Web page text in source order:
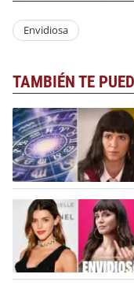
Envidiosa
TAMBIÉN TE